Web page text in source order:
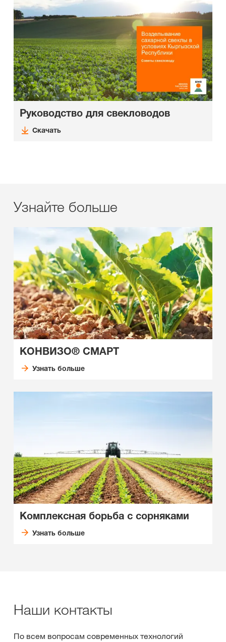
Руководство для свекловодов
Скачать
Узнайте больше
КОНВИЗО® СМАРТ
Узнать больше
Комплексная борьба с сорняками
Узнать больше
Наши контакты
По всем вопросам современных технологий